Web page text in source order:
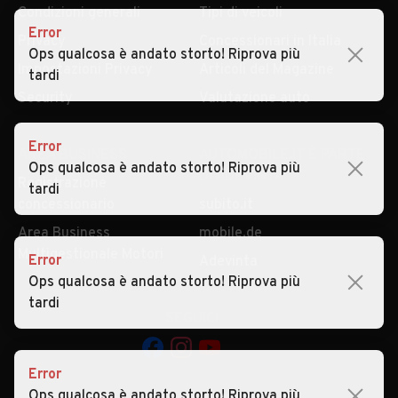
Condizioni generali
Privacy
Impostazioni Privacy
Security
Tipi di veicoli
Valutazione auto
AREA BUSINESS
Registrazione
Area Business
Multigestionale Motori
DI ADEVINTA
mobile.de
Error
Ops qualcosa è andato storto! Riprova più
tardi
Error
Ops qualcosa è andato storto! Riprova più
tardi
Error
Ops qualcosa è andato storto! Riprova più
tardi
Error